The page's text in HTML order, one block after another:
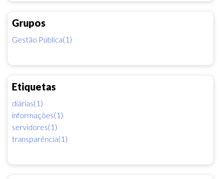
Grupos
Gestão Pública(1)
Etiquetas
diárias(1)
informações(1)
servidores(1)
transparência(1)